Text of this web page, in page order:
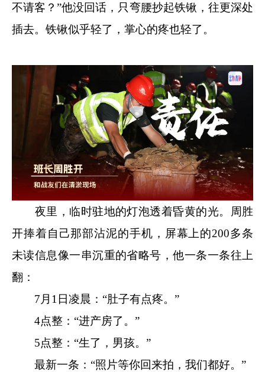
不请客？”他没回话，只弯腰抄起铁锹，往更深处
插去。铁锹似乎轻了，掌心的疼也轻了。
夜里，临时驻地的灯泡透着昏黄的光。周胜
开捧着自己那部沾泥的手机，屏幕上的200多条
未读信息像一串沉重的省略号，他一条一条往上
翻：
7月1日凌晨：“肚子有点疼。”
4点整：“进产房了。”
5点整：“生了，男孩。”
最新一条：“照片等你回来拍，我们都好。”